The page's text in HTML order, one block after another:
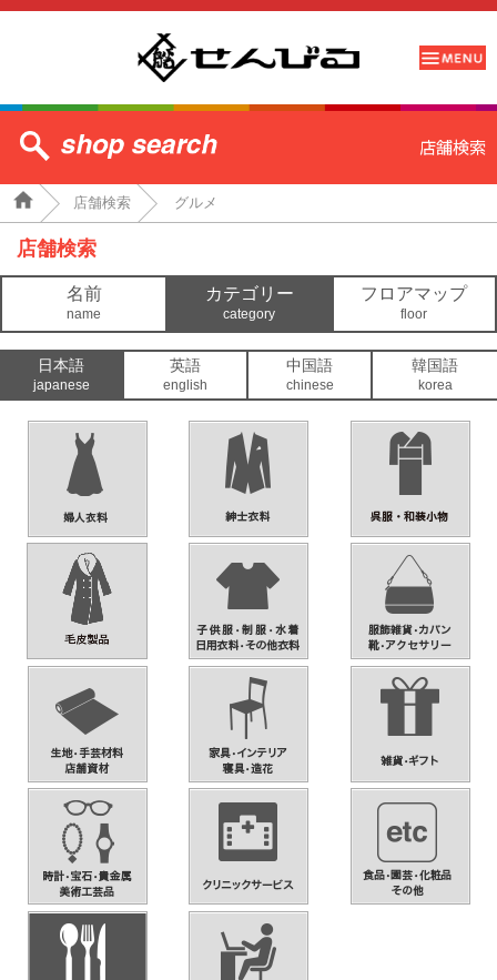
店舗検索 グルメ
店舗検索
名前
name
カテゴリー
category
フロアマップ
floor
日本語
japanese
英語
english
中国語
chinese
韓国語
korea